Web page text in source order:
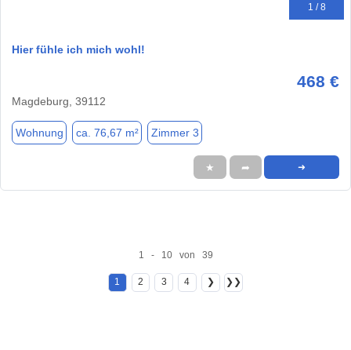
1 / 8
Hier fühle ich mich wohl!
468 €
Magdeburg, 39112
Wohnung ca. 76,67 m² Zimmer 3
★ ➦ ➜
1 - 10 von 39
1 2 3 4 ❯ ❯❯